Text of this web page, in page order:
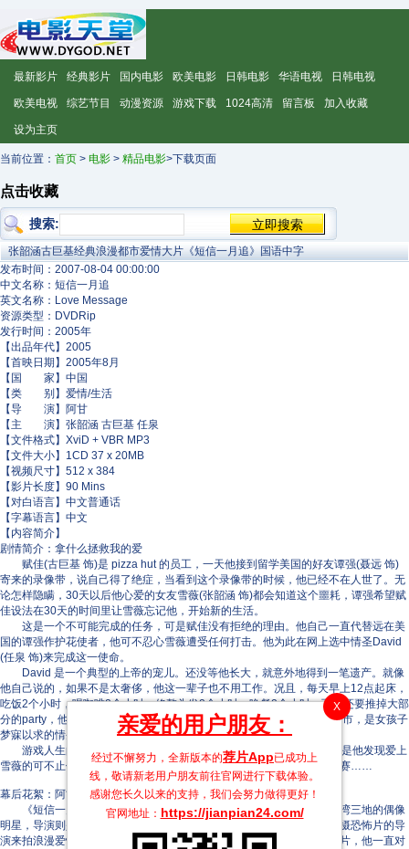
最新影片 经典影片 国内电影 欧美电影 日韩电影 华语电视 日韩电视
欧美电视 综艺节目 动漫资源 游戏下载 1024高清 留言板 加入收藏
设为主页
当前位置： 首页 > 电影 > 精品电影>下载页面
点击收藏
搜索:
X
亲爱的用户朋友：
经过不懈努力，全新版本的荐片App已成功上
线，敬请新老用户朋友前往官网进行下载体验。
感谢您长久以来的支持，我们会努力做得更好！
官网地址： https://jianpian24.com/
张韶涵古巨基经典浪漫都市爱情大片《短信一月追》国语中字
发布时间：2007-08-04 00:00:00
中文名称：短信一月追
英文名称：Love Message
资源类型：DVDRip
发行时间：2005年
【出品年代】2005
【首映日期】2005年8月
【国 家】中国
【类 别】爱情/生活
【导 演】阿甘
【主 演】张韶涵 古巨基 任泉
【文件格式】XviD + VBR MP3
【文件大小】1CD 37 x 20MB
【视频尺寸】512 x 384
【影片长度】90 Mins
【对白语言】中文普通话
【字幕语言】中文
【内容简介】
剧情简介：拿什么拯救我的爱
赋佳(古巨基 饰)是 pizza hut 的员工，一天他接到留学美国的好友谭强(聂远 饰)
寄来的录像带，说自己得了绝症，当看到这个录像带的时候，他已经不在人世了。无
论怎样隐瞒，30天以后他心爱的女友雪薇(张韶涵 饰)都会知道这个噩耗，谭强希望赋
佳设法在30天的时间里让雪薇忘记他，开始新的生活。
这是一个不可能完成的任务，可是赋佳没有拒绝的理由。他自己一直代替远在美
国的谭强作护花使者，他可不忍心雪薇遭受任何打击。他为此在网上选中情圣David
(任泉 饰)来完成这一使命。
David 是一个典型的上帝的宠儿。还没等他长大，就意外地得到一笔遗产。就像
他自己说的，如果不是太奢侈，他这一辈子也不用工作。况且，每天早上12点起床，
吃饭2个小时，喝咖啡2个小时，修整头发2个小时，晚餐2个小时，而且还要推掉大部
分的party，他哪里还有时间工作啊。他开着很炫的车子，游荡在这个城市，是女孩子
梦寐以求的情圣，等着约会的女孩子数不胜数。
游戏人生的 David 很快发现，他无可救药地爱上了这个女孩子。但是他发现爱上
雪薇的可不止他一个人。他和他的委托人赋佳之间展开了一场浪漫的比赛……
幕后花絮：阿甘也可以拍都市爱情片
《短信一月追》于去年夏天在上海拍摄的，汇聚了内地、香港、台湾三地的偶像
明星，导演则是以执导恐怖片而闻名于世的阿甘。为何选择一个擅长拍摄恐怖片的导
演来拍浪漫爱情电影？总制片人王中磊介绍：阿甘其实不甘心只拍恐怖片，他一直对